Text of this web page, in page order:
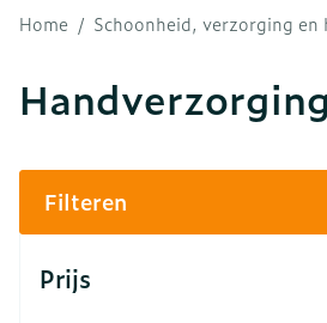
Home / Schoonheid, verzorging en
Handverzorging
Filteren
Prijs